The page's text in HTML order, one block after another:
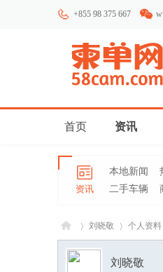
+855 98 375 667
首页 资讯
资讯
本地新闻
二手车辆
刘晓敬 个人资料
刘晓敬